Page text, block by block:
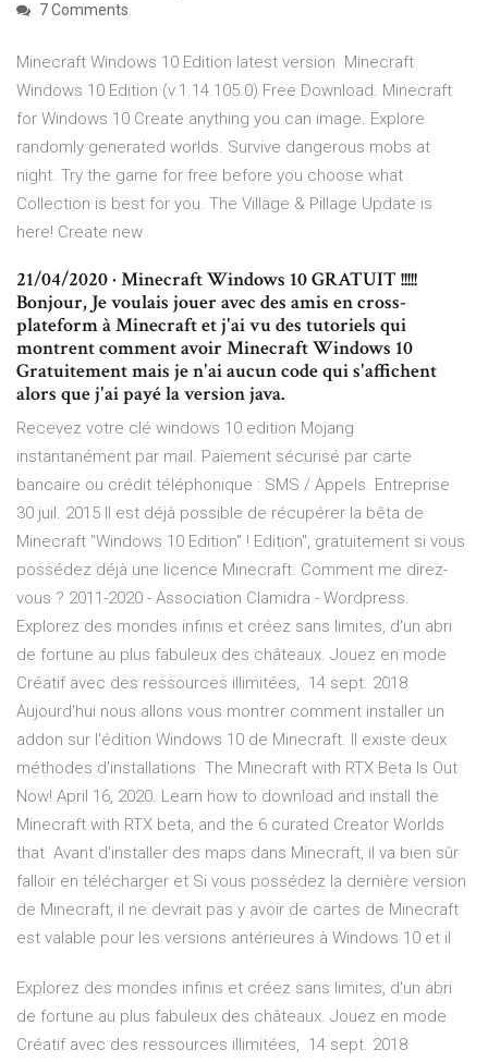
7 Comments
Minecraft Windows 10 Edition latest version. Minecraft
Windows 10 Edition (v.1.14.105.0) Free Download. Minecraft
for Windows 10 Create anything you can image. Explore
randomly generated worlds. Survive dangerous mobs at
night. Try the game for free before you choose what
Collection is best for you. The Village & Pillage Update is
here! Create new
21/04/2020 · Minecraft Windows 10 GRATUIT !!!!!
Bonjour, Je voulais jouer avec des amis en cross-
plateform à Minecraft et j'ai vu des tutoriels qui
montrent comment avoir Minecraft Windows 10
Gratuitement mais je n'ai aucun code qui s'affichent
alors que j'ai payé la version java.
Recevez votre clé windows 10 edition Mojang
instantanément par mail. Paiement sécurisé par carte
bancaire ou crédit téléphonique : SMS / Appels. Entreprise
30 juil. 2015 Il est déjà possible de récupérer la bêta de
Minecraft "Windows 10 Edition" ! Edition", gratuitement si vous
possédez déjà une licence Minecraft. Comment me direz-
vous ? 2011-2020 - Association Clamidra - Wordpress.
Explorez des mondes infinis et créez sans limites, d'un abri
de fortune au plus fabuleux des châteaux. Jouez en mode
Créatif avec des ressources illimitées, 14 sept. 2018
Aujourd'hui nous allons vous montrer comment installer un
addon sur l'édition Windows 10 de Minecraft. Il existe deux
méthodes d'installations The Minecraft with RTX Beta Is Out
Now! April 16, 2020. Learn how to download and install the
Minecraft with RTX beta, and the 6 curated Creator Worlds
that Avant d'installer des maps dans Minecraft, il va bien sûr
falloir en télécharger et Si vous possédez la dernière version
de Minecraft, il ne devrait pas y avoir de cartes de Minecraft
est valable pour les versions antérieures à Windows 10 et il
Explorez des mondes infinis et créez sans limites, d'un abri
de fortune au plus fabuleux des châteaux. Jouez en mode
Créatif avec des ressources illimitées, 14 sept. 2018